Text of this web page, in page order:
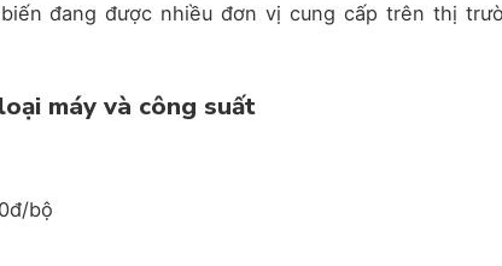
đang được nhiều đơn vị cung cấp trên thị
máy và công suất
bộ